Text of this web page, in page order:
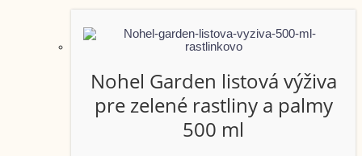
Nohel Garden listová výživa
pre zelené rastliny a palmy
500 ml